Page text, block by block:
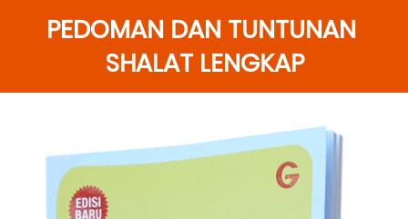
PEDOMAN DAN TUNTUNAN
SHALAT LENGKAP